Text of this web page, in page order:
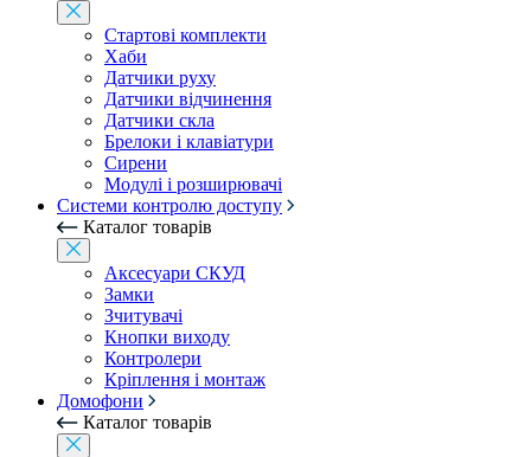
Стартові комплекти
Хаби
Датчики руху
Датчики відчинення
Датчики скла
Брелоки і клавіатури
Сирени
Модулі і розширювачі
Системи контролю доступу
Каталог товарів
Аксесуари СКУД
Замки
Зчитувачі
Кнопки виходу
Контролери
Кріплення і монтаж
Домофони
Каталог товарів